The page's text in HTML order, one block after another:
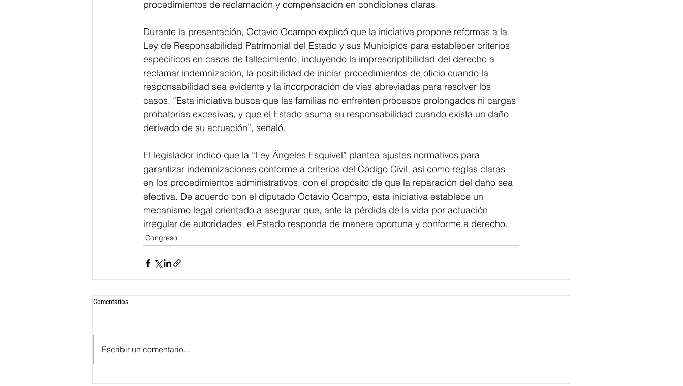
procedimientos de reclamación y compensación en condiciones claras.
Durante la presentación, Octavio Ocampo explicó que la iniciativa propone reformas a la
Ley de Responsabilidad Patrimonial del Estado y sus Municipios para establecer criterios
específicos en casos de fallecimiento, incluyendo la imprescriptibilidad del derecho a
reclamar indemnización, la posibilidad de iniciar procedimientos de oficio cuando la
responsabilidad sea evidente y la incorporación de vías abreviadas para resolver los
casos. “Esta iniciativa busca que las familias no enfrenten procesos prolongados ni cargas
probatorias excesivas, y que el Estado asuma su responsabilidad cuando exista un daño
derivado de su actuación”, señaló.
El legislador indicó que la “Ley Ángeles Esquivel” plantea ajustes normativos para
garantizar indemnizaciones conforme a criterios del Código Civil, así como reglas claras
en los procedimientos administrativos, con el propósito de que la reparación del daño sea
efectiva. De acuerdo con el diputado Octavio Ocampo, esta iniciativa establece un
mecanismo legal orientado a asegurar que, ante la pérdida de la vida por actuación
irregular de autoridades, el Estado responda de manera oportuna y conforme a derecho.
Congreso
Comentarios
Escribir un comentario...